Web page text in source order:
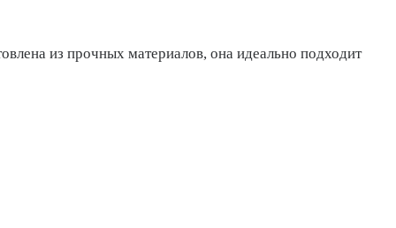
из прочных материалов, она идеально подходит